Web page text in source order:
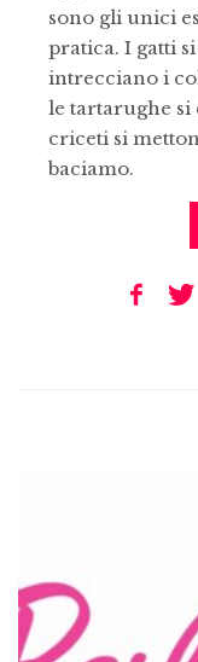
sono gli unici
pratica. I gatti
intrecciano i
le tartarughe si
criceti si
baciamo.